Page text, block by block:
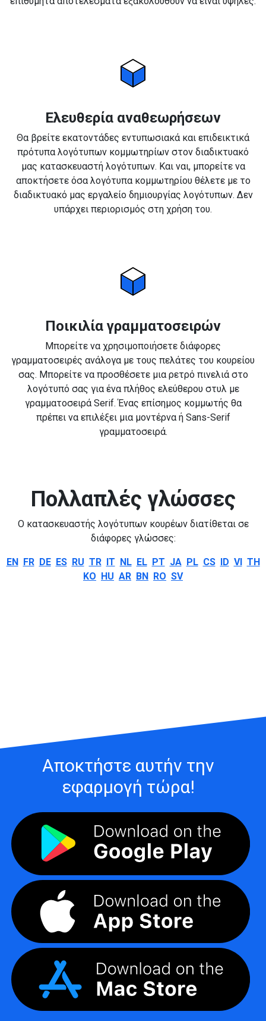
Ελευθερία αναθεωρήσεων
Θα βρείτε εκατοντάδες εντυπωσιακά και επιδεικτικά
πρότυπα λογότυπων κομμωτηρίων στον διαδικτυακό
μας κατασκευαστή λογότυπων. Και ναι, μπορείτε να
αποκτήσετε όσα λογότυπα κομμωτηρίου θέλετε με το
διαδικτυακό μας εργαλείο δημιουργίας λογότυπων. Δεν
υπάρχει περιορισμός στη χρήση του.
Ποικιλία γραμματοσειρών
Μπορείτε να χρησιμοποιήσετε διάφορες
γραμματοσειρές ανάλογα με τους πελάτες του κουρείου
σας. Μπορείτε να προσθέσετε μια ρετρό πινελιά στο
λογότυπό σας για ένα πλήθος ελεύθερου στυλ με
γραμματοσειρά Serif. Ένας επίσημος κομμωτής θα
πρέπει να επιλέξει μια μοντέρνα ή Sans-Serif
γραμματοσειρά.
Πολλαπλές γλώσσες
Ο κατασκευαστής λογότυπων κουρέων διατίθεται σε
διάφορες γλώσσες:
EN FR DE ES RU TR IT NL EL PT JA PL CS ID VI TH
KO HU AR BN RO SV
Αποκτήστε αυτήν την
εφαρμογή τώρα!